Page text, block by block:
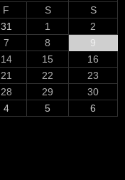
F S
S
31 1
2
7 8
9
14 15
16
21 22
23
28 29
30
4 5 6